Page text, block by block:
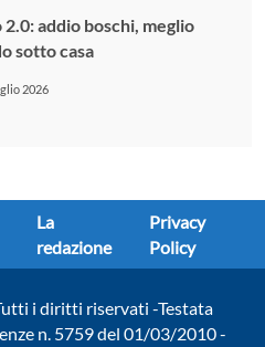
2.0: addio boschi, meglio
sotto casa
2026
La
redazione
Privacy
Policy
i diritti riservati -Testata
n. 5759 del 01/03/2010 -